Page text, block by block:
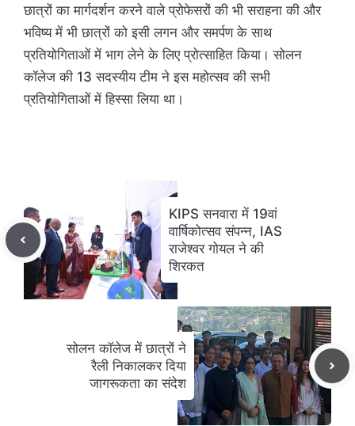
छात्रों का मार्गदर्शन करने वाले प्रोफेसरों की भी सराहना की और
भविष्य में भी छात्रों को इसी लगन और समर्पण के साथ
प्रतियोगिताओं में भाग लेने के लिए प्रोत्साहित किया। सोलन
कॉलेज की 13 सदस्यीय टीम ने इस महोत्सव की सभी
प्रतियोगिताओं में हिस्सा लिया था।
KIPS सनवारा में 19वां
वार्षिकोत्सव संपन्न, IAS
राजेश्वर गोयल ने की
शिरकत
सोलन कॉलेज में छात्रों ने
रैली निकालकर दिया
जागरूकता का संदेश